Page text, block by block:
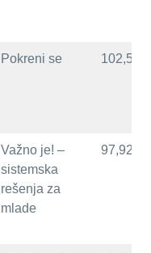
Pokreni se 102,59
Važno je! –
sistemska
rešenja za
mlade
97,92